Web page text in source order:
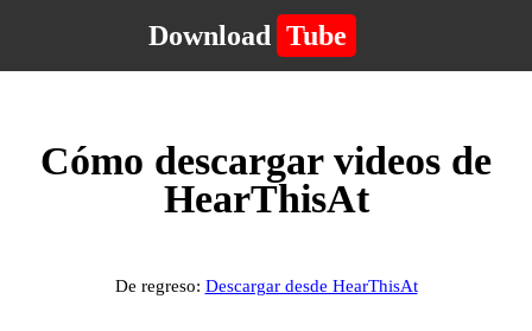
Download Tube
Cómo descargar videos de
HearThisAt
De regreso: Descargar desde HearThisAt